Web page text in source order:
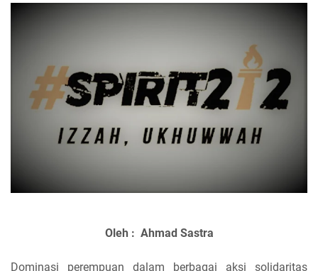
Oleh : Ahmad Sastra
Dominasi perempuan dalam berbagai aksi solidaritas